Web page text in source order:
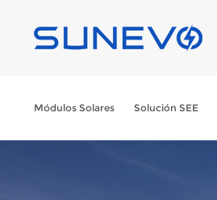
Módulos Solares Solución SEE